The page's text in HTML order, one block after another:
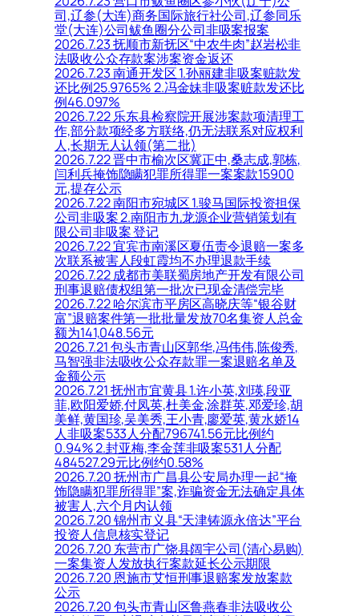
司,辽参(大连)商务国际旅行社公司,辽参同乐
堂(大连)公司鲅鱼圈分公司非吸案报案
2026.7.23 抚顺市新抚区“中农牛肉”赵岩松非
法吸收公众存款案涉案资金返还
2026.7.23 南通开发区 1.孙丽建非吸案赃款发
还比例25.9765% 2.冯金妹非吸案赃款发还比
例46.097%
2026.7.22 乐东县检察院开展涉案款项清理工
作,部分款项经多方联络,仍无法联系对应权利
人,长期无人认领(第二批)
2026.7.22 晋中市榆次区冀正中,桑志成,郭栋,
闫利兵掩饰隐瞒犯罪所得罪一案案款15900
元,提存公示
2026.7.22 南阳市宛城区 1.骏马国际投资担保
公司非吸案 2.南阳市九龙源企业营销策划有
限公司非吸案 登记
2026.7.22 宜宾市南溪区夏伍责令退赔一案多
次联系被害人段虹霞均不办理退款手续
2026.7.22 成都市美联蜀房地产开发有限公司
刑事退赔债权组第一批次已现金清偿完毕
2026.7.22 哈尔滨市平房区高晓庆等“银谷财
富”退赔案件第一批批量发放70名集资人总金
额为141,048.56元
2026.7.21 包头市青山区郭华,冯伟伟,陈俊秀,
马智强非法吸收公众存款罪一案退赔名单及
金额公示
2026.7.21 抚州市宜黄县 1.许小英,刘瑛,段亚
菲,欧阳爱娇,付凤英,杜美金,涂群英,邓爱珍,胡
美鲜,黄国珍,吴美秀,王小青,廖爱英,黄水娇14
人非吸案533人分配796741.56元比例约
0.94% 2.封亚梅,李金莲非吸案531人分配
484527.29元比例约0.58%
2026.7.20 抚州市广昌县公安局办理一起“掩
饰隐瞒犯罪所得罪”案,诈骗资金无法确定具体
被害人,六个月内认领
2026.7.20 锦州市义县“天津铸源永倍达”平台
投资人信息核实登记
2026.7.20 东营市广饶县阔宇公司(清心易购)
一案集资人发放执行案款延长公示期限
2026.7.20 恩施市艾恒刑事退赔案发放案款
公示
2026.7.20 包头市青山区鲁燕春非法吸收公